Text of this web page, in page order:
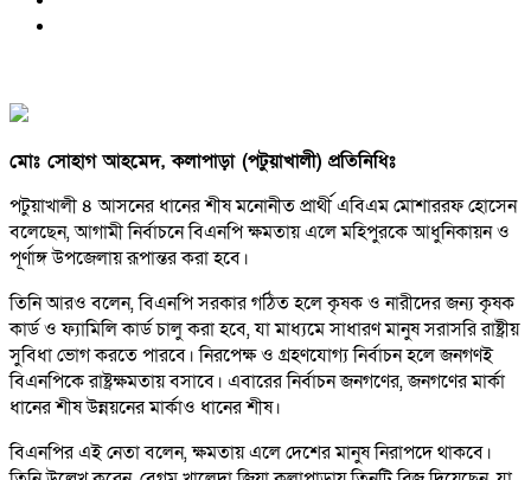
মোঃ সোহাগ আহমেদ, কলাপাড়া (পটুয়াখালী) প্রতিনিধিঃ
পটুয়াখালী ৪ আসনের ধানের শীষ মনোনীত প্রার্থী এবিএম মোশাররফ হোসেন
বলেছেন, আগামী নির্বাচনে বিএনপি ক্ষমতায় এলে মহিপুরকে আধুনিকায়ন ও
পূর্ণাঙ্গ উপজেলায় রূপান্তর করা হবে।
তিনি আরও বলেন, বিএনপি সরকার গঠিত হলে কৃষক ও নারীদের জন্য কৃষক
কার্ড ও ফ্যামিলি কার্ড চালু করা হবে, যা মাধ্যমে সাধারণ মানুষ সরাসরি রাষ্ট্রীয়
সুবিধা ভোগ করতে পারবে। নিরপেক্ষ ও গ্রহণযোগ্য নির্বাচন হলে জনগণই
বিএনপিকে রাষ্ট্রক্ষমতায় বসাবে। এবারের নির্বাচন জনগণের, জনগণের মার্কা
ধানের শীষ উন্নয়নের মার্কাও ধানের শীষ।
বিএনপির এই নেতা বলেন, ক্ষমতায় এলে দেশের মানুষ নিরাপদে থাকবে।